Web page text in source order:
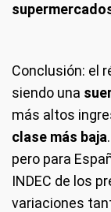
Conclusión: el
siendo una
más altos
clase más baja
pero para
INDEC de los
variaciones